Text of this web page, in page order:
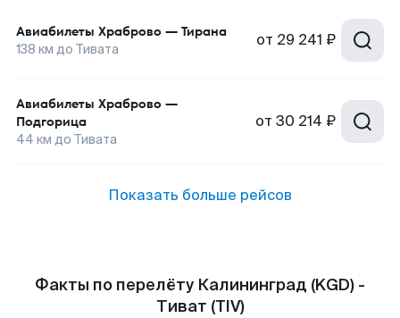
Авиабилеты Храброво — Тирана
138 км до Тивата от 29 241 ₽
Авиабилеты Храброво —
Подгорица
44 км до Тивата
от 30 214 ₽
Показать больше рейсов
Факты по перелёту Калининград (KGD) -
Тиват (TIV)